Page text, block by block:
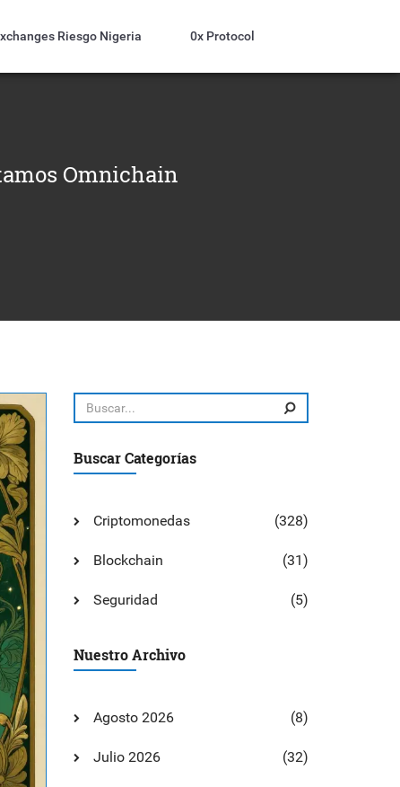
Riesgo Nigeria 0x Protocol
Omnichain
Buscar Categorías
Criptomonedas (328)
Blockchain (31)
Seguridad (5)
Nuestro Archivo
Agosto 2026 (8)
Julio 2026 (32)